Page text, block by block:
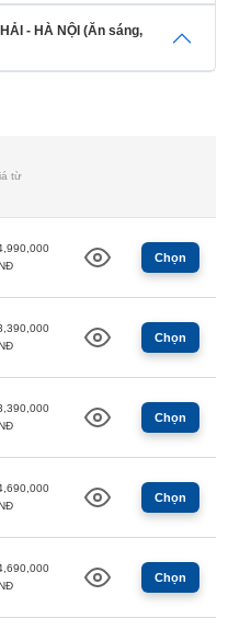
- HÀ NỘI (Ăn sáng,
từ
Chọn
Chọn
Chọn
Chọn
Chọn